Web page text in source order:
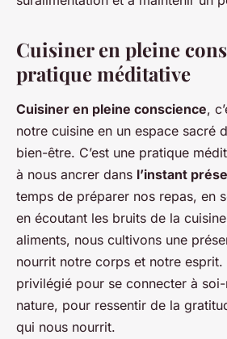
Cuisiner en pleine
pratique méditative
Cuisiner en pleine conscience,
notre cuisine en un espace sacré
bien-être. C’est une pratique
à nous ancrer dans l’instant
temps de préparer nos repas, en
en écoutant les bruits de la
aliments, nous cultivons une
nourrit notre corps et notre esprit.
privilégié pour se connecter à
nature, pour ressentir de la
qui nous nourrit.